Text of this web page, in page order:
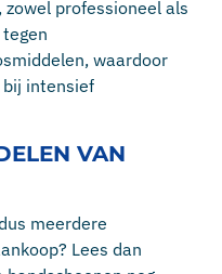
professioneel als
waardoor
bij intensief
VAN
meerdere
Lees dan